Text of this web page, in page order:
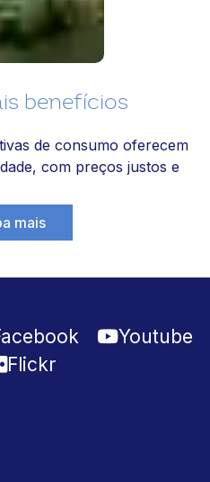
benefícios
de consumo oferecem
com preços justos e
mais
Youtube
Flickr